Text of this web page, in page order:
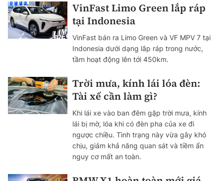
VinFast Limo Green lắp ráp
tại Indonesia
VinFast bán ra Limo Green và VF MPV 7 tại
Indonesia dưới dạng lắp ráp trong nước,
tầm hoạt động lên tới 450km.
Trời mưa, kính lái lóa đèn:
Tài xế cần làm gì?
Khi lái xe vào ban đêm gặp trời mưa, kính
lái bị mờ, lóa khi có đèn pha của xe đi
ngược chiều. Tình trạng này vừa gây khó
chịu, giảm khả năng quan sát và tiềm ẩn
nguy cơ mất an toàn.